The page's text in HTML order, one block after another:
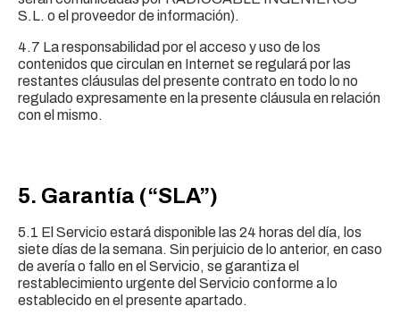
S.L. o el proveedor de información).
4.7 La responsabilidad por el acceso y uso de los
contenidos que circulan en Internet se regulará por las
restantes cláusulas del presente contrato en todo lo no
regulado expresamente en la presente cláusula en relación
con el mismo.
5. Garantía (“SLA”)
5.1 El Servicio estará disponible las 24 horas del día, los
siete días de la semana. Sin perjuicio de lo anterior, en caso
de avería o fallo en el Servicio, se garantiza el
restablecimiento urgente del Servicio conforme a lo
establecido en el presente apartado.